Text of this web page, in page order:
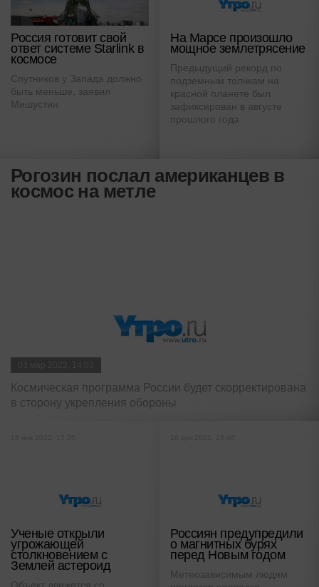
Россия готовит свой
ответ системе Starlink в
космосе
Спутников у Запада должно
быть меньше, заявил
Мишустин
На Марсе произошло
мощное землетрясение
Предыдущий рекорд по
подземным толчкам на
красной планете был
зафиксирован в августе
прошлого года
Рогозин послал американцев в
космос на метле
Космическая программа России будет скорректирована
в сторону укрепления обороны
Ученые открыли
угрожающей
столкновением с
Землей астероид
Россиян предупредили
о магнитных бурях
перед Новым годом
Метеозависимым людям